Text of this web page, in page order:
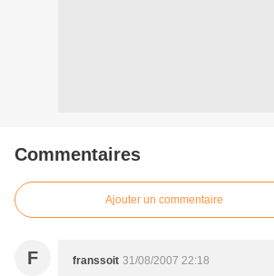
Commentaires
Ajouter un commentaire
F franssoit 31/08/2007 22:18